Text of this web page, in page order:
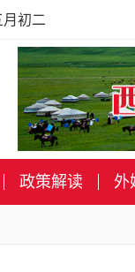
初二
政策解读 外